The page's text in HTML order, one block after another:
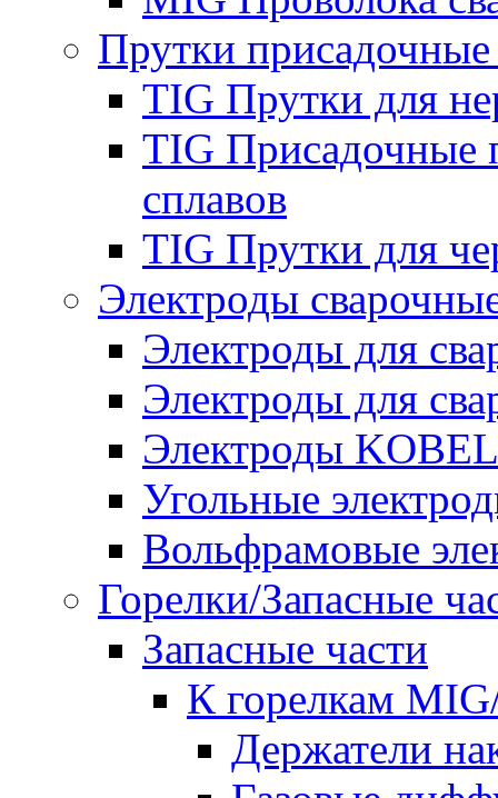
Прутки
TIG Прутки для
TIG Присадочные
сплавов
TIG Прутки для
Электроды
Электроды для
Электроды для
Электроды
Угольные
Вольфрамовые
Горелки/Запасные
Запасные части
К горелкам
Держатели